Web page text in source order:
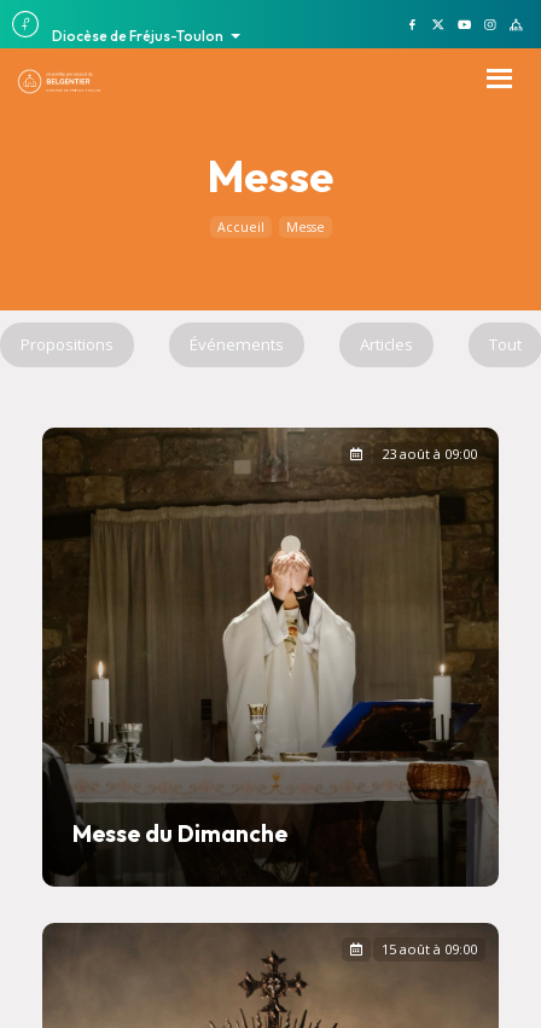
Diocèse de Fréjus-Toulon
Messe
Accueil Messe
Propositions Événements Articles Tout
Messe du Dimanche
23 août à 09:00
15 août à 09:00